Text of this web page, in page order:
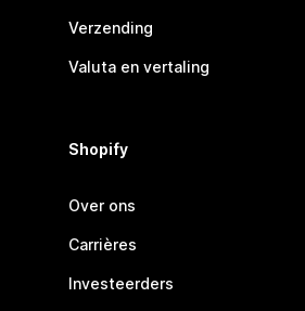
Verzending
Valuta en vertaling
Shopify
Over ons
Carrières
Investeerders